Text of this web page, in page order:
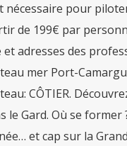
nécessaire pour
de 199€ par
adresses des
mer Port-
CÔTIER.
le Gard. Où se
et cap sur la